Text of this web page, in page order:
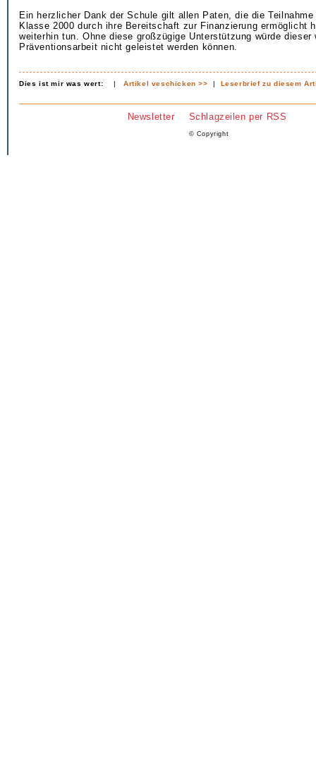
Ein herzlicher Dank der Schule gilt allen Paten, die die Teilnahme
Klasse 2000 durch ihre Bereitschaft zur Finanzierung ermöglicht
weiterhin tun. Ohne diese großzügige Unterstützung würde dieser
Präventionsarbeit nicht geleistet werden können.
Dies ist mir was wert: |Artikel veschicken >> | Leserbrief zu diesem
Newsletter Schlagzeilen per RSS
© Copyright